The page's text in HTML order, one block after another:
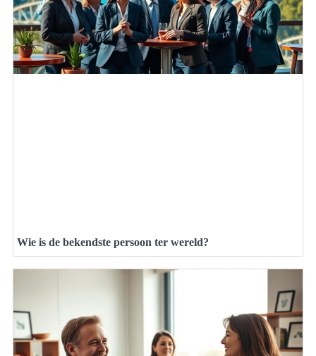
Wie is de bekendste persoon ter wereld?